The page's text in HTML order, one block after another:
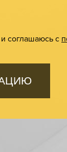
и соглашаюсь с